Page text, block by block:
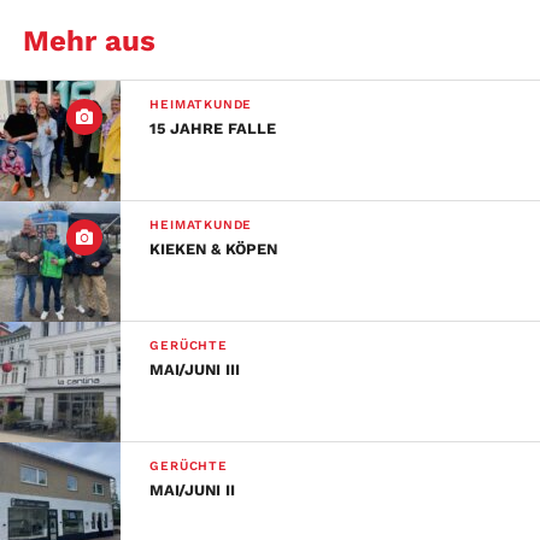
Mehr aus
HEIMATKUNDE
15 JAHRE FALLE
HEIMATKUNDE
KIEKEN & KÖPEN
GERÜCHTE
MAI/JUNI III
GERÜCHTE
MAI/JUNI II